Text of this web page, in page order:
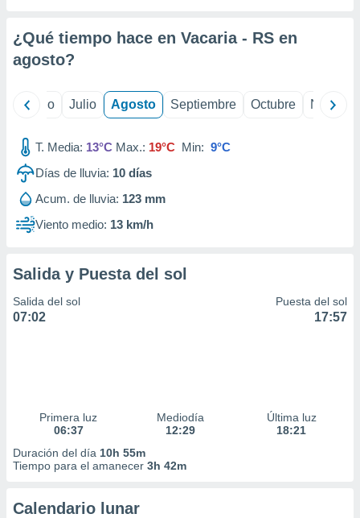
e
de
¿Qué tiempo hace en Vacaria - RS en
agosto?
Junio Julio Agosto Septiembre Octubre
T. Media: 13°C Max.: 19°C Min: 9°C
Días de lluvia: 10 días
Acum. de lluvia: 123 mm
Viento medio: 13 km/h
Salida y Puesta del sol
Salida del sol
07:02
Puesta del sol
17:57
Primera luz
06:37
Mediodía
12:29
Última luz
18:21
Duración del día 10h 55m
Tiempo para el amanecer 3h 42m
Calendario lunar